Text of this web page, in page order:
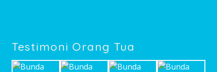
Testimoni Orang Tua